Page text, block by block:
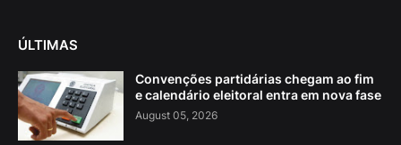
ÚLTIMAS
Convenções partidárias chegam ao fim
e calendário eleitoral entra em nova fase
August 05, 2026